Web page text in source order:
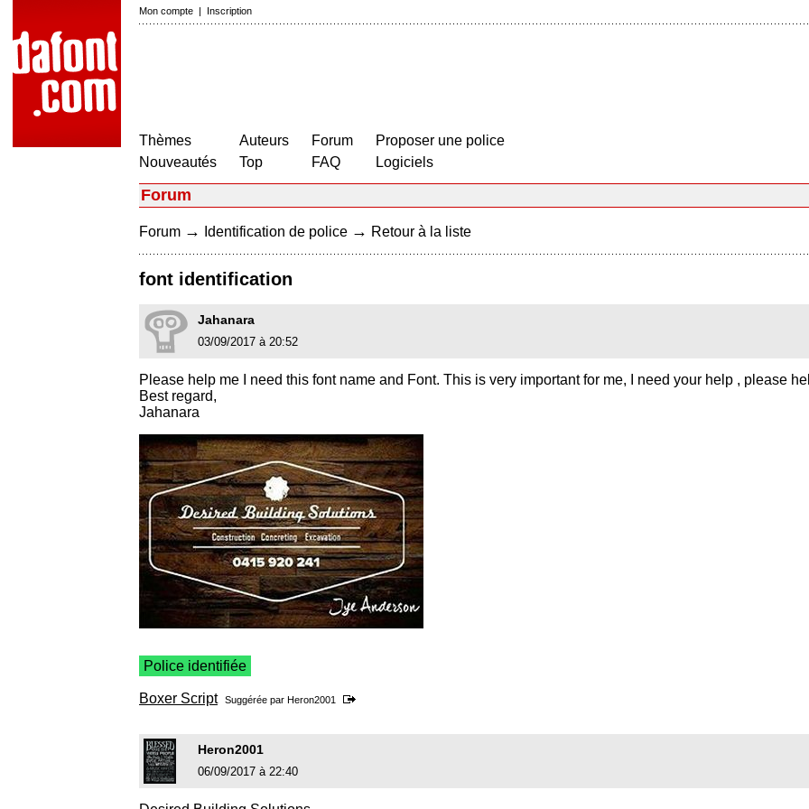
Mon compte | Inscription
Thèmes
Nouveautés
Auteurs
Top
Forum
FAQ
Proposer une police
Logiciels
Forum
Forum → Identification de police → Retour à la liste
font identification
Jahanara
03/09/2017 à 20:52
Please help me I need this font name and Font. This is very important for me, I need your help , please
Best regard,
Jahanara
Police identifiée
Boxer Script Suggérée par Heron2001
Heron2001
06/09/2017 à 22:40